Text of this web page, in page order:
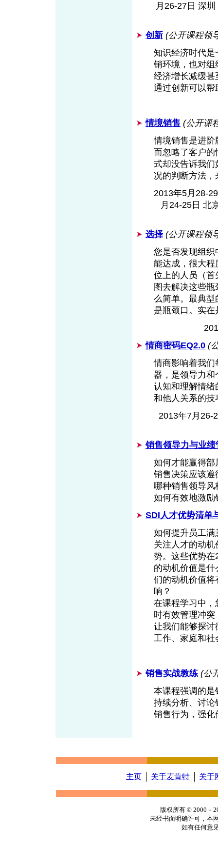
月26-27日 深
创新 (公开课程领
知识经济时代
销环境，也对
经济增长减缓
通过创新可以
情境销售 (公开课
情境销售是进
而忽略了客户
式却没告诉我
况的判断方法
2013年5月28-
月24-25日
选择 (公开课程领
您是否发现组织
能达成，很大
位上的人员（
图去解决这些
么简单。最典
是瓶颈口。实
情商密码EQ2.0 (
情商影响着我
器，是领导力
认知和理解情
和他人关系的技
2013年7月
销售领导力与业绩
如何才能赢得部
销售决策应该
哪种销售领导风
如何有效地激励
SDI人才优势清单
如何提升员工
关注人才的动
势。这些优势
的动机价值是
们的动机价值
响？
在课程学习中
时有效管理冲
让我们能够探
工作、家庭和社
销售实战教练 (公
本课程强调的
持续分析、讨
销售行为，强
主页│ 关于麦肯特│ 关于
版权所有 © 2000－
未经书面明确许可，本
如有任何意